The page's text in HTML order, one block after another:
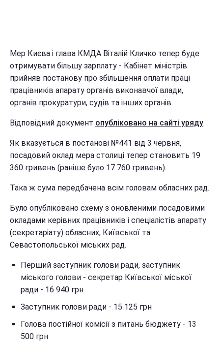
Мер Києва і глава КМДА Віталій Кличко тепер буде
отримувати більшу зарплату - Кабінет міністрів
прийняв постанову про збільшення оплати праці
працівників апарату органів виконавчої влади,
органів прокуратури, судів та інших органів.
Відповідний документ опубліковано на сайті уряду.
Як вказується в постанові №441 від 3 червня,
посадовий оклад мера столиці тепер становить 19
360 гривень (раніше було 17 760 гривень).
Така ж сума передбачена всім головам обласних рад.
Було опубліковано схему з оновленими посадовими
окладами керівних працівників і спеціалістів апарату
(секретаріату) обласних, Київської та
Севастопольської міських рад.
Перший заступник голови ради, заступник
міського голови - секретар Київської міської
ради - 16 940 грн
Заступник голови ради - 15 125 грн
Голова постійної комісії з питань бюджету - 13
500 грн